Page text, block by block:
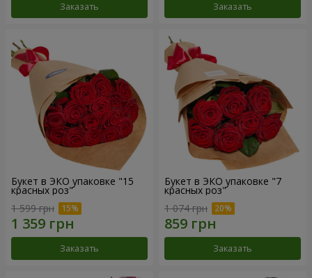
Заказать Заказать
Букет в ЭКО упаковке "15
красных роз"
1 599 грн
Заказать
Букет в ЭКО упаковке "7
красных роз"
1 074 грн
Заказать